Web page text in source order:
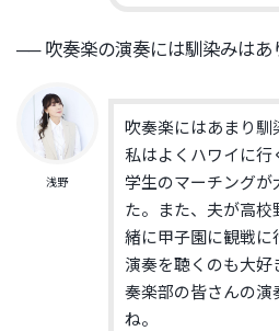
── 吹奏楽の演奏には馴染みはあ
浅野
吹奏楽にはあまり馴
私はよくハワイに行
学生のマーチングが
た。
また、夫が高校
緒に甲子園に観戦に
演奏を聴くのも大好
奏楽部の皆さんの演
ね。